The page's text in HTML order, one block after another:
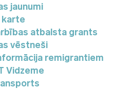
jaunumi
atbalsta grants
vēstneši
remigrantiem
Vidzeme